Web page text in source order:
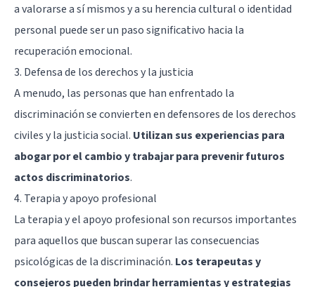
a valorarse a sí mismos y a su herencia cultural o identidad
personal puede ser un paso significativo hacia la
recuperación emocional.
3. Defensa de los derechos y la justicia
A menudo, las personas que han enfrentado la
discriminación se convierten en defensores de los derechos
civiles y la justicia social. Utilizan sus experiencias para
abogar por el cambio y trabajar para prevenir futuros
actos discriminatorios.
4. Terapia y apoyo profesional
La terapia y el apoyo profesional son recursos importantes
para aquellos que buscan superar las consecuencias
psicológicas de la discriminación. Los terapeutas y
consejeros pueden brindar herramientas y estrategias